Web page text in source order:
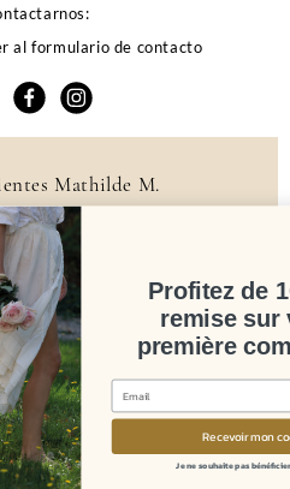
al formulario de contacto
Mathilde M.
4.6 /5
términos y condiciones y la
Profitez de 10% de
remise sur votre
commande
Recevoir mon code
Je ne souhaite pas bénéficier de l'offre